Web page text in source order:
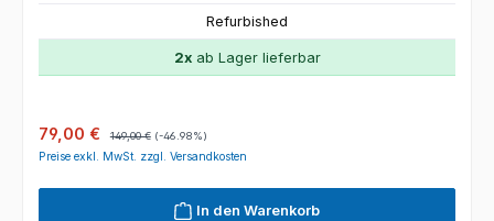
Refurbished
2xab Lager lieferbar
Verkaufspreis:
79,00 € 149,00 € (-46.98%)
Preise exkl. MwSt. zzgl. Versandkosten
In den Warenkorb